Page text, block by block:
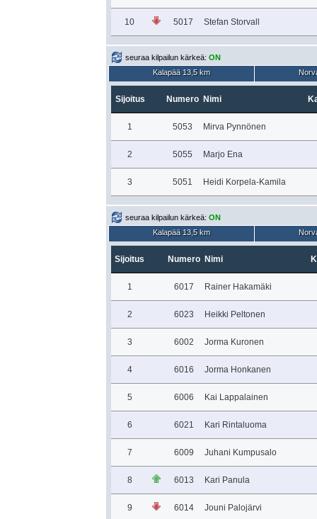
10 5017 Stefan Storvall
seuraa kilpailun kärkeä: ON
Kalapää 13,5 km
Sijoitus Numero Nimi
1 5053 Mirva Pynnönen
2 5055 Marjo Ena
3 5051 Heidi Korpela-Kamila
seuraa kilpailun kärkeä: ON
Kalapää 13,5 km
Sijoitus Numero Nimi
1 6017 Rainer Hakamäki
2 6023 Heikki Peltonen
3 6002 Jorma Kuronen
4 6016 Jorma Honkanen
5 6006 Kai Lappalainen
6 6021 Kari Rintaluoma
7 6009 Juhani Kumpusalo
8 6013 Kari Panula
9 6014 Jouni Palojärvi